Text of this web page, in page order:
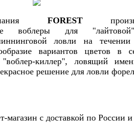
FOREST
воблеры для
ловли на
вариантов цветов в
"воблер-киллер", ловящий
решение для ловли
магазин с доставкой по России и